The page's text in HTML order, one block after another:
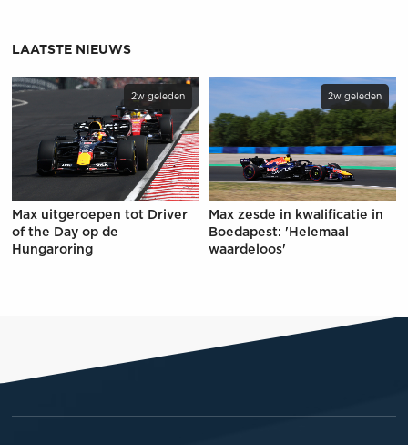
LAATSTE NIEUWS
2w geleden
Max uitgeroepen tot Driver
of the Day op de
Hungaroring
2w geleden
Max zesde in kwalificatie in
Boedapest: 'Helemaal
waardeloos'